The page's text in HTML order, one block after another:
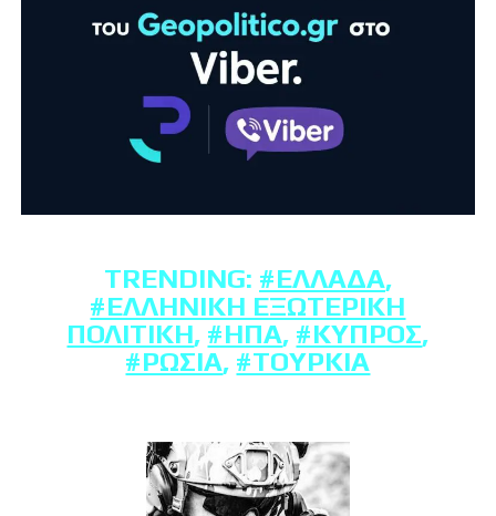
TRENDING: #ΕΛΛΆΔΑ,
#ΕΛΛΗΝΙΚΉ ΕΞΩΤΕΡΙΚΉ
ΠΟΛΙΤΙΚΉ, #ΗΠΑ, #ΚΎΠΡΟΣ,
#ΡΩΣΊΑ, #ΤΟΥΡΚΊΑ